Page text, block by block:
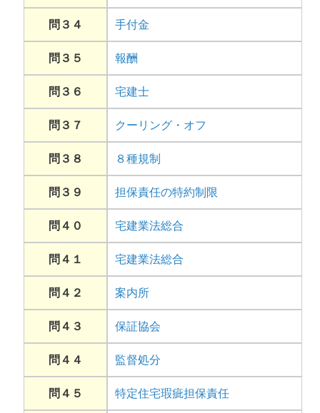
問３４ 手付金
問３５ 報酬
問３６ 宅建士
問３７ クーリング・オフ
問３８ ８種規制
問３９ 担保責任の特約制限
問４０ 宅建業法総合
問４１ 宅建業法総合
問４２ 案内所
問４３ 保証協会
問４４ 監督処分
問４５ 特定住宅瑕疵担保責任